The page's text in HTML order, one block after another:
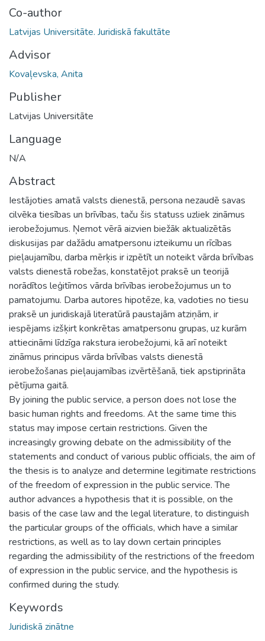
Co-author
Latvijas Universitāte. Juridiskā fakultāte
Advisor
Kovaļevska, Anita
Publisher
Latvijas Universitāte
Language
N/A
Abstract
Iestājoties amatā valsts dienestā, persona nezaudē savas
cilvēka tiesības un brīvības, taču šis statuss uzliek zināmus
ierobežojumus. Ņemot vērā aizvien biežāk aktualizētās
diskusijas par dažādu amatpersonu izteikumu un rīcības
pieļaujamību, darba mērķis ir izpētīt un noteikt vārda brīvības
valsts dienestā robežas, konstatējot praksē un teorijā
norādītos leģitīmos vārda brīvības ierobežojumus un to
pamatojumu. Darba autores hipotēze, ka, vadoties no tiesu
praksē un juridiskajā literatūrā paustajām atziņām, ir
iespējams izšķirt konkrētas amatpersonu grupas, uz kurām
attiecināmi līdzīga rakstura ierobežojumi, kā arī noteikt
zināmus principus vārda brīvības valsts dienestā
ierobežošanas pieļaujamības izvērtēšanā, tiek apstiprināta
pētījuma gaitā.
By joining the public service, a person does not lose the
basic human rights and freedoms. At the same time this
status may impose certain restrictions. Given the
increasingly growing debate on the admissibility of the
statements and conduct of various public officials, the aim of
the thesis is to analyze and determine legitimate restrictions
of the freedom of expression in the public service. The
author advances a hypothesis that it is possible, on the
basis of the case law and the legal literature, to distinguish
the particular groups of the officials, which have a similar
restrictions, as well as to lay down certain principles
regarding the admissibility of the restrictions of the freedom
of expression in the public service, and the hypothesis is
confirmed during the study.
Keywords
Juridiskā zinātne